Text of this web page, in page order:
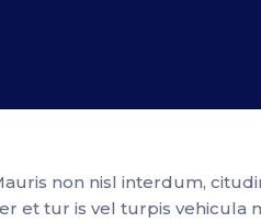
non nisl interdum,
et tur is vel turpis vehicula